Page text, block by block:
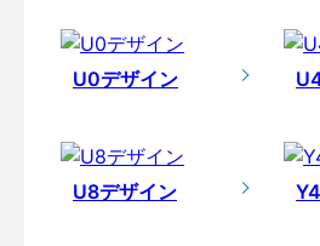
U0デザイン
U8デザイン